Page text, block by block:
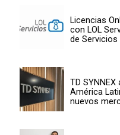
Licencias
con LOL
de
TD
América
nuevos